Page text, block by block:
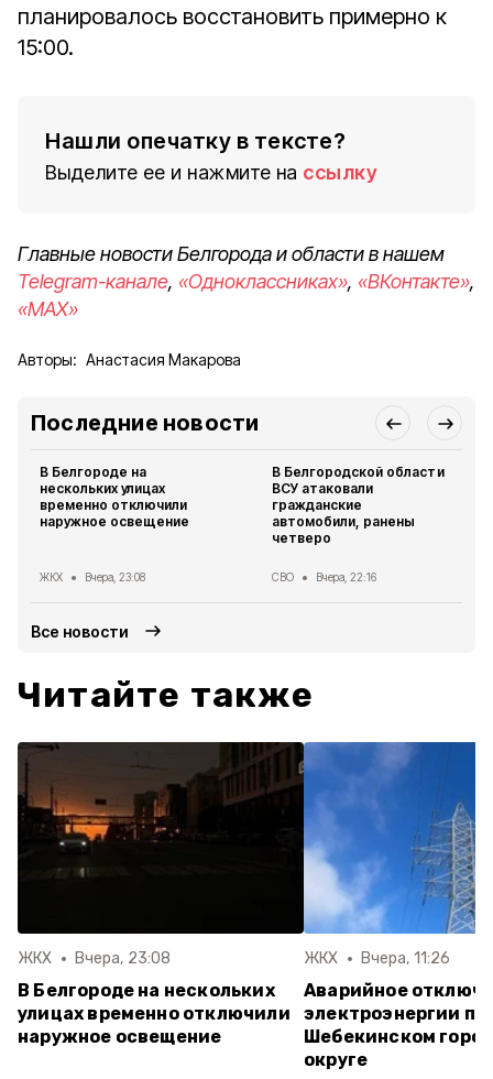
планировалось восстановить примерно к
15:00.
Нашли опечатку в тексте?
Выделите ее и нажмите на ссылку
Главные новости Белгорода и области в нашем
Telegram-канале, «Одноклассниках», «ВКонтакте»,
«MAX»
Авторы: Анастасия Макарова
Последние новости
В Белгороде на
нескольких улицах
временно отключили
наружное освещение
ЖКХ Вчера, 23:08
В Белгородской области
ВСУ атаковали
гражданские
автомобили, ранены
четверо
СВО Вчера, 22:16
Все новости
Читайте также
ЖКХ Вчера, 23:08
В Белгороде на нескольких
улицах временно отключили
наружное освещение
ЖКХ Вчера, 11:26
Аварийное
электроэнергии
Шебекинском
округе